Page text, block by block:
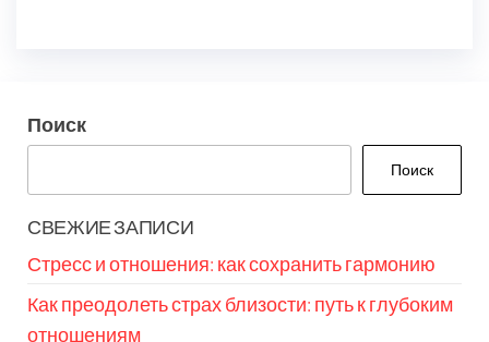
Поиск
Поиск
СВЕЖИЕ ЗАПИСИ
Стресс и отношения: как сохранить гармонию
Как преодолеть страх близости: путь к глубоким
отношениям